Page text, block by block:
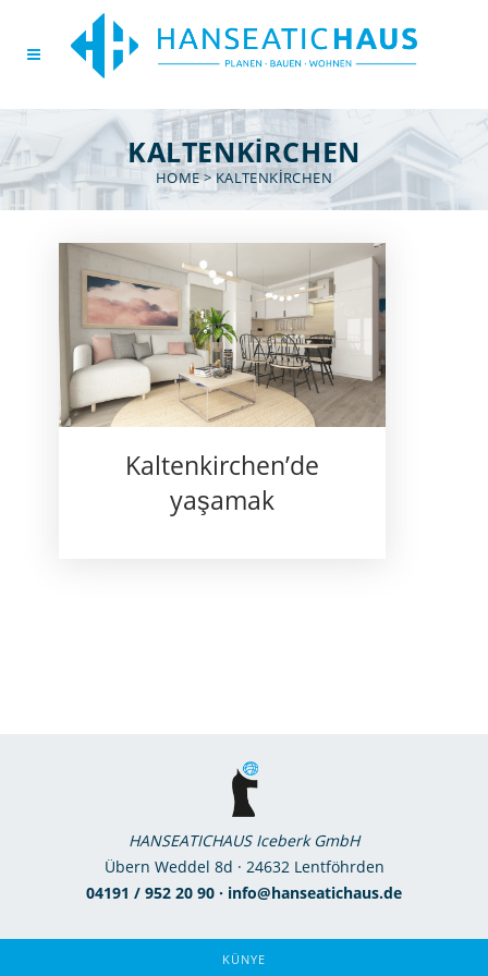
KALTENKIRCHEN
HOME>KALTENKIRCHEN
Kaltenkirchen’de
yaşamak
HANSEATICHAUS Iceberk GmbH
Übern Weddel 8d · 24632 Lentföhrden
04191 / 952 20 90 · info@hanseatichaus.de
KÜNYE